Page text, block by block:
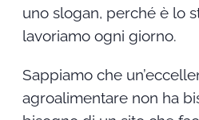
uno slogan, perché è lo
lavoriamo ogni giorno.
Sappiamo che
agroalimentare non ha